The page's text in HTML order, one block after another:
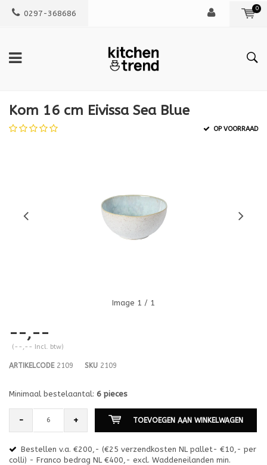
0297-368686
0
Kom 16 cm Eivissa Sea Blue
OP VOORRAAD
Image 1 / 1
--,--
(--,-- Incl. btw)
ARTIKELCODE2109 SKU 2109
Minimaal bestelaantal: 6 pieces
- + TOEVOEGEN AAN WINKELWAGEN
Bestellen v.a. €200,- (€25 verzendkosten NL pallet- €10,- per
colli) - Franco bedrag NL €400,- excl. Waddeneilanden min.